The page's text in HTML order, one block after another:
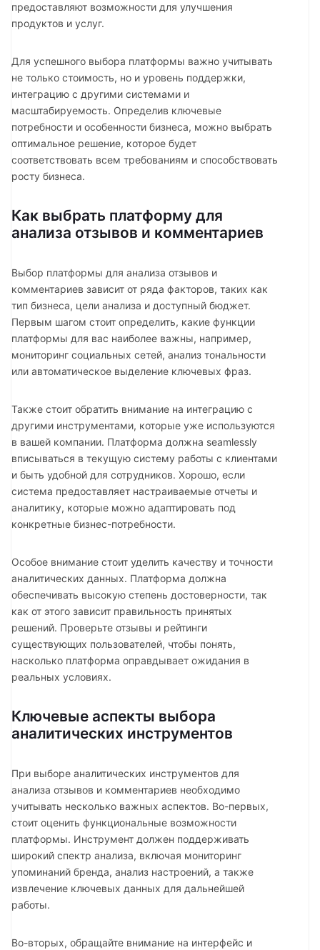
предоставляют возможности для улучшения
продуктов и услуг.
Для успешного выбора платформы важно учитывать
не только стоимость, но и уровень поддержки,
интеграцию с другими системами и
масштабируемость. Определив ключевые
потребности и особенности бизнеса, можно выбрать
оптимальное решение, которое будет
соответствовать всем требованиям и способствовать
росту бизнеса.
Как выбрать платформу для
анализа отзывов и комментариев
Выбор платформы для анализа отзывов и
комментариев зависит от ряда факторов, таких как
тип бизнеса, цели анализа и доступный бюджет.
Первым шагом стоит определить, какие функции
платформы для вас наиболее важны, например,
мониторинг социальных сетей, анализ тональности
или автоматическое выделение ключевых фраз.
Также стоит обратить внимание на интеграцию с
другими инструментами, которые уже используются
в вашей компании. Платформа должна seamlessly
вписываться в текущую систему работы с клиентами
и быть удобной для сотрудников. Хорошо, если
система предоставляет настраиваемые отчеты и
аналитику, которые можно адаптировать под
конкретные бизнес-потребности.
Особое внимание стоит уделить качеству и точности
аналитических данных. Платформа должна
обеспечивать высокую степень достоверности, так
как от этого зависит правильность принятых
решений. Проверьте отзывы и рейтинги
существующих пользователей, чтобы понять,
насколько платформа оправдывает ожидания в
реальных условиях.
Ключевые аспекты выбора
аналитических инструментов
При выборе аналитических инструментов для
анализа отзывов и комментариев необходимо
учитывать несколько важных аспектов. Во-первых,
стоит оценить функциональные возможности
платформы. Инструмент должен поддерживать
широкий спектр анализа, включая мониторинг
упоминаний бренда, анализ настроений, а также
извлечение ключевых данных для дальнейшей
работы.
Во-вторых, обращайте внимание на интерфейс и